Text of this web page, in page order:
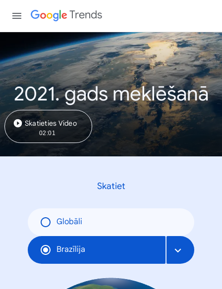
Trends
2021. gads meklēšanā
Skatieties Video
02:01
Skatiet
Globāli
Brazīlija